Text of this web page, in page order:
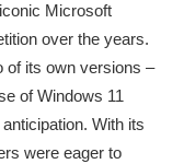
Microsoft
over the years.
of its own versions –
of Windows 11
With its
were eager to